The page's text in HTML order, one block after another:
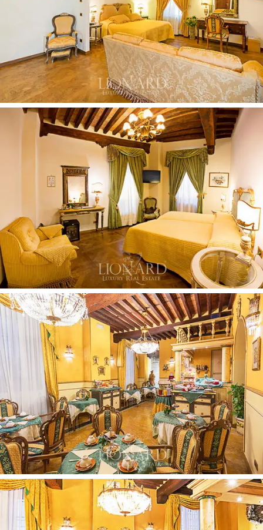
置，是享受這座城市和發現其隱藏寶藏的理想起
點，也是探索整個地區美景的理想出發點，佛羅
倫薩距離酒店僅幾步之遙，維西利亞海更近了。